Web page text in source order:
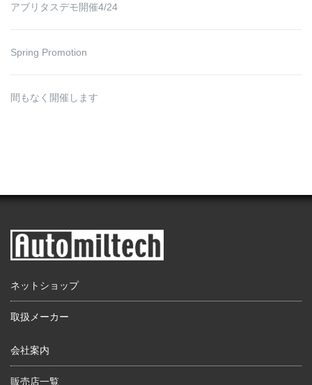
アブリタスデモ開催4/24
Spring Promotion
間もなく開催します
ネットショップ
取扱メーカー
会社案内
販売店一覧